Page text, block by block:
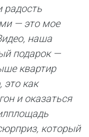
радость
— это мое
наша
подарок —
квартир
как
и оказаться
который